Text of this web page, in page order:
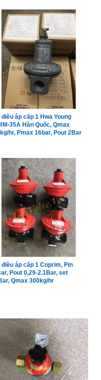
điều áp cấp 1 Hwa Young
35A Hàn Quốc, Qmax
hr, Pmax 16bar, Pout 2Bar
điều áp cấp 1 Coprim, Pin
Pout 0,29-2.1Bar, set
Qmax 300kg/hr